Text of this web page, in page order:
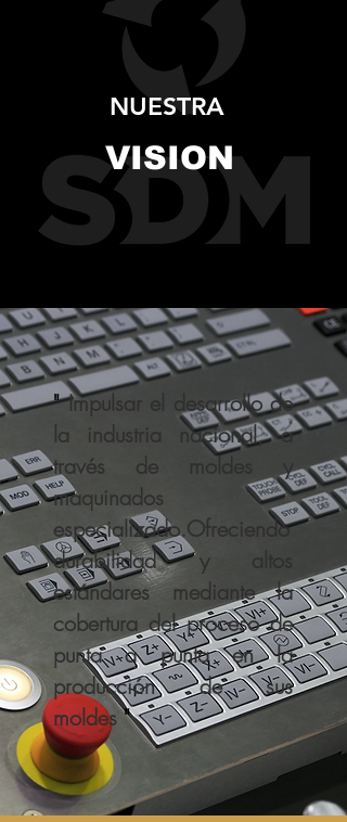
NUESTRA
VISION
"Impulsar el desarrollo de
la industria nacional, a
través de moldes y
maquinados
especializado.Ofreciendo
durabilidad y altos
estándares mediante la
cobertura del proceso de
punta a punta en la
producción de sus
moldes"